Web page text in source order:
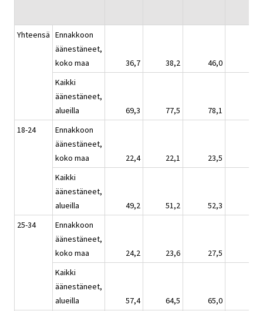
Yhteensä Ennakkoon
äänestäneet,
koko maa
36,7 38,2 46,0
Kaikki
äänestäneet,
alueilla
69,3 77,5 78,1
18-24
Ennakkoon
äänestäneet,
koko maa
22,4 22,1 23,5
Kaikki
äänestäneet,
alueilla
49,2 51,2 52,3
25-34
Ennakkoon
äänestäneet,
koko maa
24,2 23,6 27,5
Kaikki
äänestäneet,
alueilla
57,4 64,5 65,0